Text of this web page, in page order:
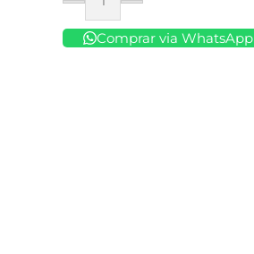
Comprar
Comprar via WhatsApp